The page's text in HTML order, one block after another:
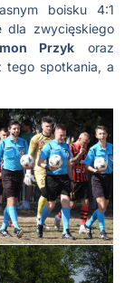
boisku 4:1
dla zwycięskiego
Przyk oraz
tego spotkania, a